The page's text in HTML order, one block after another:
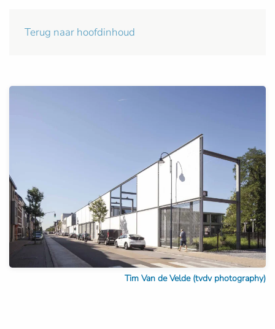
Terug naar hoofdinhoud
Tim Van de Velde (tvdv photography)